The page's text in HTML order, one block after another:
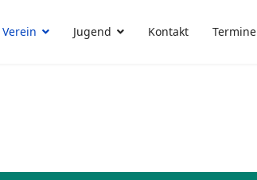
Verein Jugend Kontakt Termine